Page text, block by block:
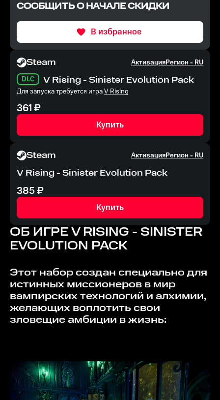
СООБЩИТЬ О НАЧАЛЕ СКИДКИ
В избранное
Steam АктивацияРегион -RU
DLC
V Rising - Sinister Evolution Pack
Для запуска требуется играV Rising
361₽
Купить
Steam АктивацияРегион -RU
V Rising - Sinister Evolution Pack
385₽
Купить
ОБ ИГРЕV RISING - SINISTER
EVOLUTION PACK
Этот набор создан специально для
истинных миссионеров в мир
вампирских технологий и алхимии,
желающих воплотить свои
зловещие амбиции в жизнь: